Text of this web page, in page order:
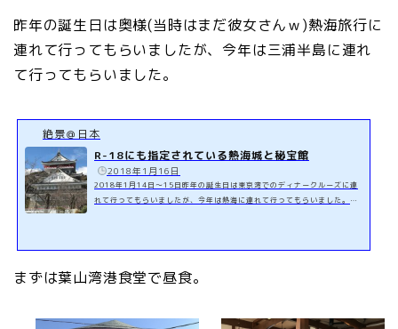
昨年の誕生日は奥様(当時はまだ彼女さんｗ)熱海旅行に
連れて行ってもらいましたが、今年は三浦半島に連れ
て行ってもらいました。
絶景＠日本
R-18にも指定されている熱海城と秘宝館
2018年1月16日
2018年1月14日～15日昨年の誕生日は東京湾でのディナークルーズに連
れて行ってもらいましたが、今年は熱海に連れて行ってもらいました。ht
ましたが、秘宝館は勿論、熱海城にも「R-18指定」エリアがあるのには驚
まずは葉山湾港食堂で昼食。